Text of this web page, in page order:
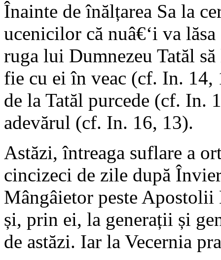
Înainte de înălțarea Sa la
ucenicilor că nuâ€‘i va
ruga lui Dumnezeu Tatăl
fie cu ei în veac (cf. In.
de la Tatăl purcede (cf. In.
adevărul (cf. In. 16, 13).
Astăzi, întreaga suflare a
cincizeci de zile după
Mângâietor peste Apostolii
și, prin ei, la generații și
de astăzi. Iar la Vecernia